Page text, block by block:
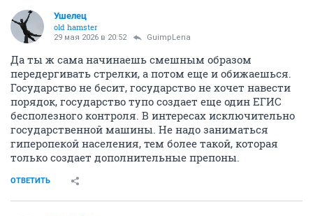
Ушелец
old hamster
29 мая 2026 в 20:52 GuimpLena
Да ты ж сама начинаешь смешным образом
передергивать стрелки, а потом еще и обижаешься.
Государство не бесит, государство не хочет навести
порядок, государство тупо создает еще один ЕГИС
бесполезного контроля. В интересах исключительно
государственной машины. Не надо заниматься
гиперопекой населения, тем более такой, которая
только создает дополнительные препоны.
ОТВЕТИТЬ